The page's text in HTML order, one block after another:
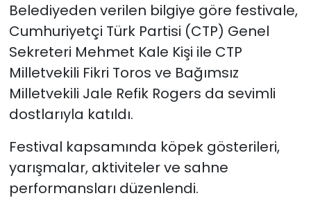
Belediyeden verilen bilgiye göre festivale,
Cumhuriyetçi Türk Partisi (CTP) Genel
Sekreteri Mehmet Kale Kişi ile CTP
Milletvekili Fikri Toros ve Bağımsız
Milletvekili Jale Refik Rogers da sevimli
dostlarıyla katıldı.
Festival kapsamında köpek gösterileri,
yarışmalar, aktiviteler ve sahne
performansları düzenlendi.
Video Galeri
YAŞAM
Yazarlar